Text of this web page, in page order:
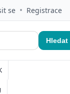
se • Registrace
Hledat